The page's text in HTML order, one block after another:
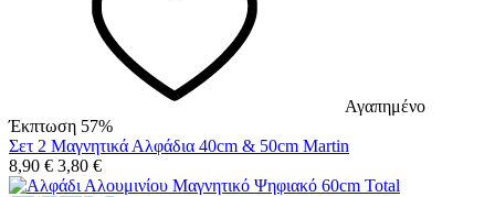
Αγαπημένο
Έκπτωση 57%
Σετ 2 Μαγνητικά Αλφάδια 40cm & 50cm Martin
8,90 € 3,80 €